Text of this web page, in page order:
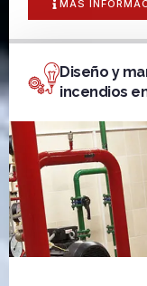
MAS
Diseño y
incendios